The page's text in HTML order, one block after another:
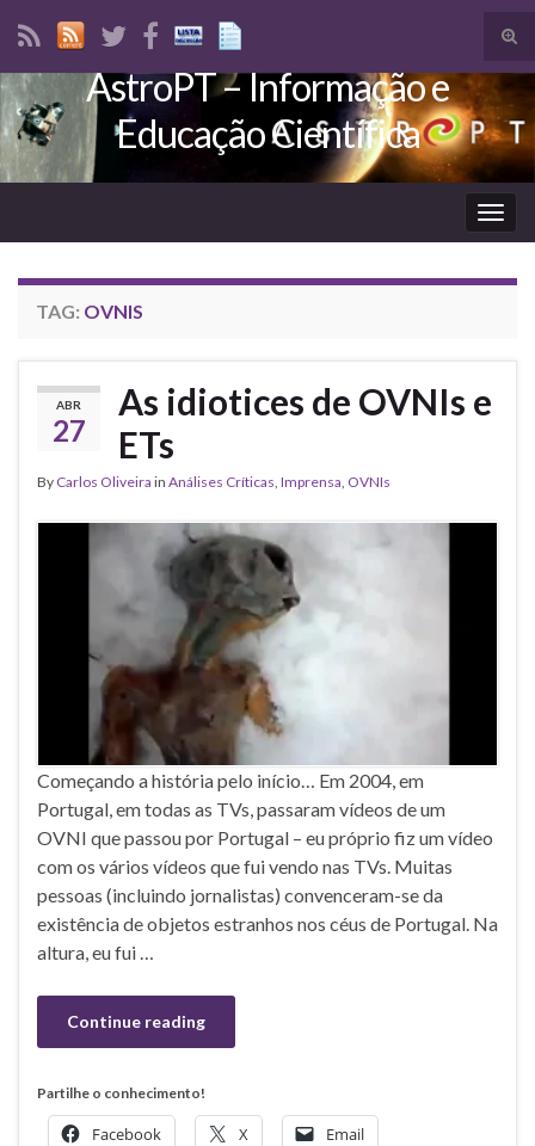
Search for:
AstroPT – Informação e
Educação Científica
TAG: OVNIS
ABR
27
As idiotices de OVNIs e
ETs
By Carlos Oliveira in Análises Críticas, Imprensa, OVNIs
Começando a história pelo início… Em 2004, em
Portugal, em todas as TVs, passaram vídeos de um
OVNI que passou por Portugal – eu próprio fiz um vídeo
com os vários vídeos que fui vendo nas TVs. Muitas
pessoas (incluindo jornalistas) convenceram-se da
existência de objetos estranhos nos céus de Portugal. Na
altura, eu fui …
Continue reading
Partilhe o conhecimento!
Facebook X Email